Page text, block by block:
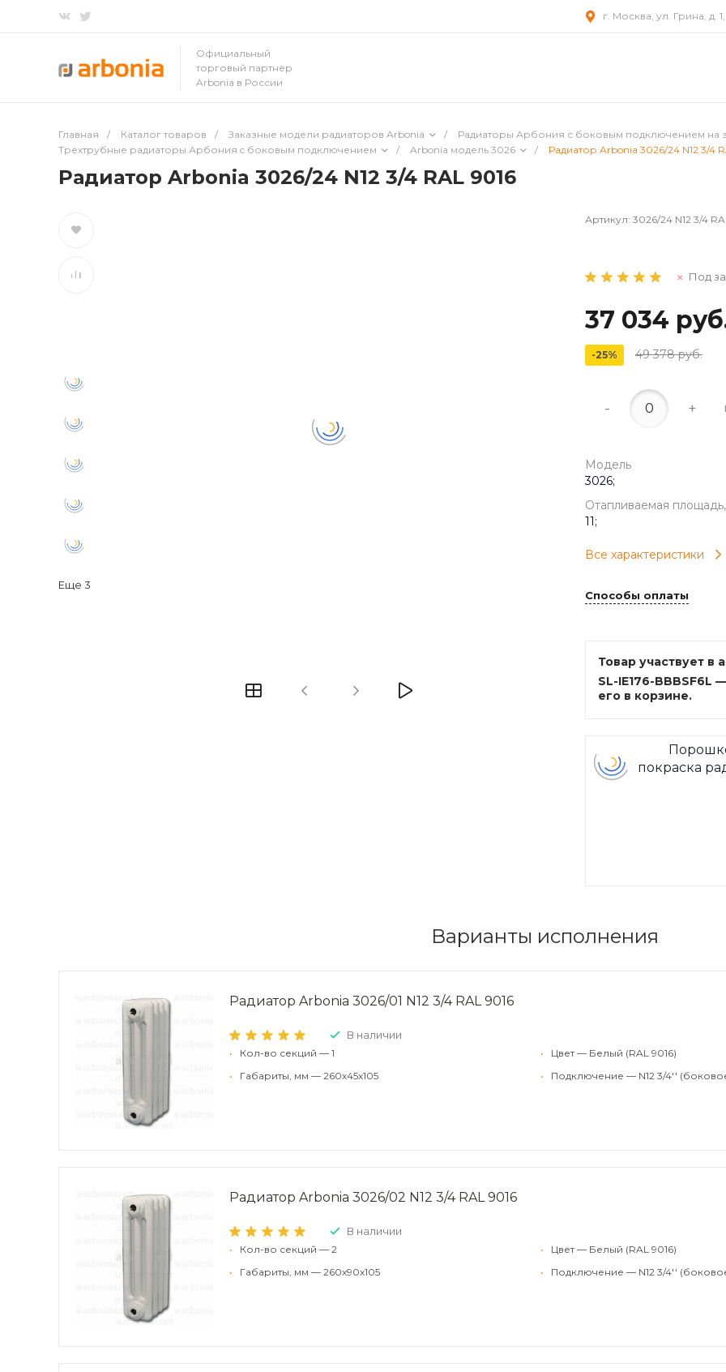
г. Москва, ул. Грина, д.
Официальный
торговый партнёр
Arbonia в России
Главная / Каталог товаров / Заказные модели радиаторов Arbonia / Радиаторы Арбония с боковым подключением на
Трёхтрубные радиаторы Арбония c боковым подключением
/ Arbonia модель 3026 / Радиатор Arbonia 3026/24 N12 3/4
Радиатор Arbonia 3026/24 N12 3/4 RAL 9016
Еще 3
Артикул: 3026/24 N12 3/4
Под
37 034
-25% 49 378 руб.
- +
Модель
3026;
Отапливаемая
11;
Все характеристики
Способы оплаты
Товар участвует в
SL-IE176-BBBSF6L
его в корзине.
покраска
Варианты исполнения
Радиатор Arbonia 3026/01 N12 3/4 RAL 9016
В наличии
•
Кол-во секций — 1
•
Габариты, мм — 260x45x105
•
Цвет — Белый (RAL 9016)
•
Подключение — N12 3/4''
Радиатор Arbonia 3026/02 N12 3/4 RAL 9016
В наличии
•
Кол-во секций — 2
•
Габариты, мм — 260x90x105
•
Цвет — Белый (RAL 9016)
•
Подключение — N12 3/4''